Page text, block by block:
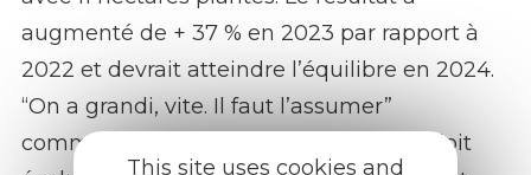
augmenté de + 37 % en 2023 par rapport à
2022 et devrait atteindre l’équilibre en 2024.
“On a grandi, vite. Il faut l’assumer”
commente le président. “L’association doit
This site uses cookies and